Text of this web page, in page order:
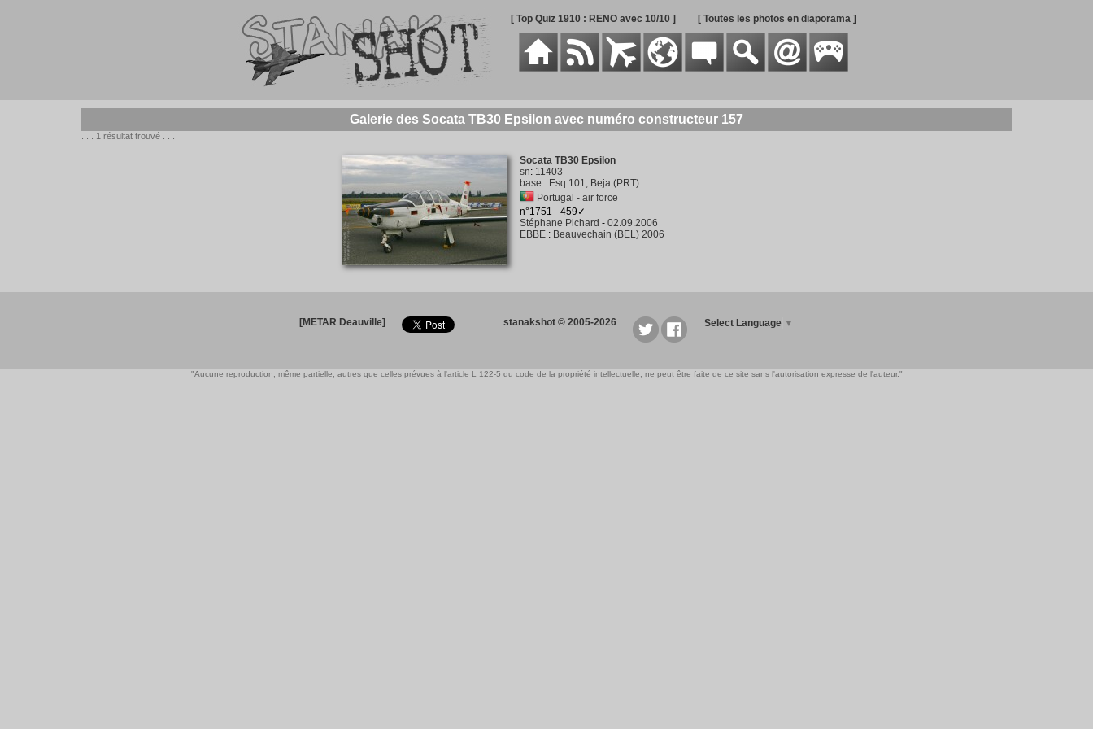
[ Top Quiz 1910 : RENO avec 10/10 ] [ Toutes les photos en diaporama ]
Galerie des Socata TB30 Epsilon avec numéro constructeur 157
. . . 1 résultat trouvé . . .
Socata TB30 Epsilon
sn: 11403
base : Esq 101, Beja (PRT)
Portugal - air force
n°1751 - 459✓
Stéphane Pichard - 02.09.2006
EBBE: Beauvechain (BEL) 2006
[METAR Deauville] stanakshot © 2005-2026 Select Language ▼
"Aucune reproduction, même partielle, autres que celles prévues à l'article L 122-5 du code de la propriété intellectuelle, ne peut être faite de ce site sans l'autorisation expresse de l'auteur."